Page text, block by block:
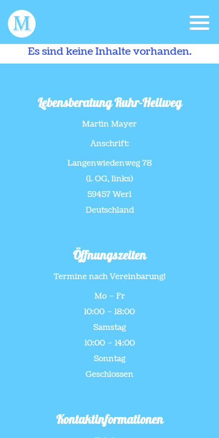
Es sind keine Inhalte vorhanden.
Lebensberatung Ruhr-Hellweg
Martin Mayer
Anschrift:
Langenwiedenweg 78
(1. OG, links)
59457 Werl
Deutschland
Öffnungszeiten
Termine nach Vereinbarung!
Mo – Fr
10:00 – 18:00
Samstag
10:00 – 14:00
Sonntag
Geschlossen
Kontaktinformationen